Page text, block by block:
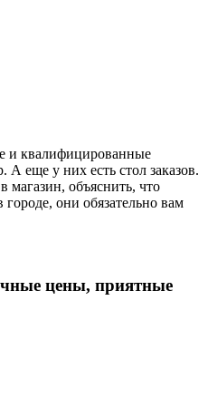
и квалифицированные
А еще у них есть стол заказов.
объяснить, что
они обязательно вам
цены, приятные